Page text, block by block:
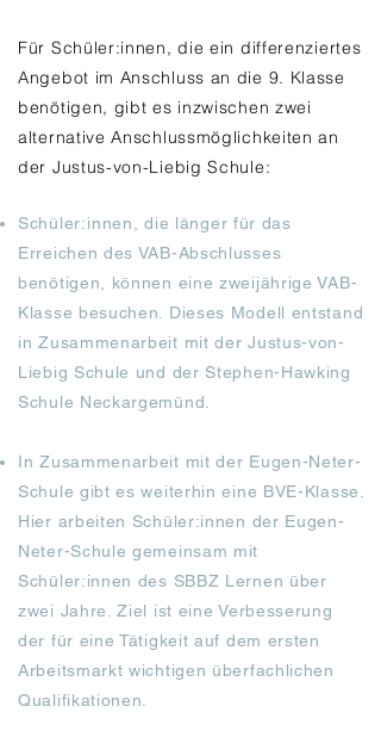
Für Schüler:innen, die ein differenziertes
Angebot im Anschluss an die 9. Klasse
benötigen, gibt es inzwischen zwei
alternative Anschlussmöglichkeiten an
der Justus-von-Liebig Schule:
Schüler:innen, die länger für das
Erreichen des VAB-Abschlusses
benötigen, können eine zweijährige VAB-
Klasse besuchen. Dieses Modell entstand
in Zusammenarbeit mit der Justus-von-
Liebig Schule und der Stephen-Hawking
Schule Neckargemünd.
In Zusammenarbeit mit der Eugen-Neter-
Schule gibt es weiterhin eine BVE-Klasse.
Hier arbeiten Schüler:innen der Eugen-
Neter-Schule gemeinsam mit
Schüler:innen des SBBZ Lernen über
zwei Jahre. Ziel ist eine Verbesserung
der für eine Tätigkeit auf dem ersten
Arbeitsmarkt wichtigen überfachlichen
Qualifikationen.